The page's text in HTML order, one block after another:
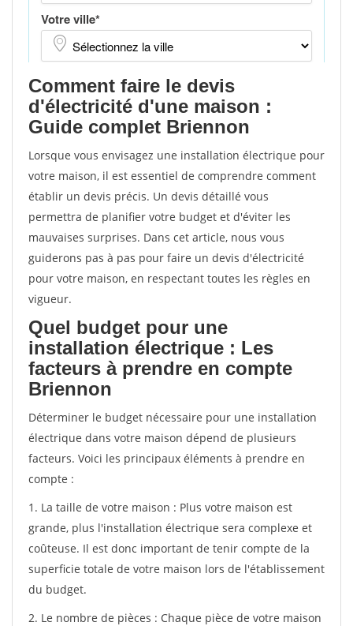
Comment faire le devis
d'électricité d'une maison :
Guide complet Briennon
Lorsque vous envisagez une installation électrique pour
votre maison, il est essentiel de comprendre comment
établir un devis précis. Un devis détaillé vous
permettra de planifier votre budget et d'éviter les
mauvaises surprises. Dans cet article, nous vous
guiderons pas à pas pour faire un devis d'électricité
pour votre maison, en respectant toutes les règles en
vigueur.
Quel budget pour une
installation électrique : Les
facteurs à prendre en compte
Briennon
Déterminer le budget nécessaire pour une installation
électrique dans votre maison dépend de plusieurs
facteurs. Voici les principaux éléments à prendre en
compte :
1. La taille de votre maison : Plus votre maison est
grande, plus l'installation électrique sera complexe et
coûteuse. Il est donc important de tenir compte de la
superficie totale de votre maison lors de l'établissement
du budget.
2. Le nombre de pièces : Chaque pièce de votre maison